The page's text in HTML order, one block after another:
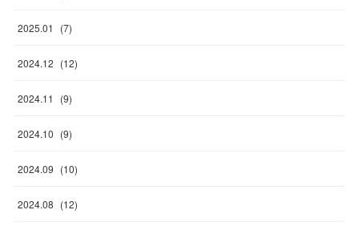
2025.01 (7)
2024.12 (12)
2024.11 (9)
2024.10 (9)
2024.09 (10)
2024.08 (12)